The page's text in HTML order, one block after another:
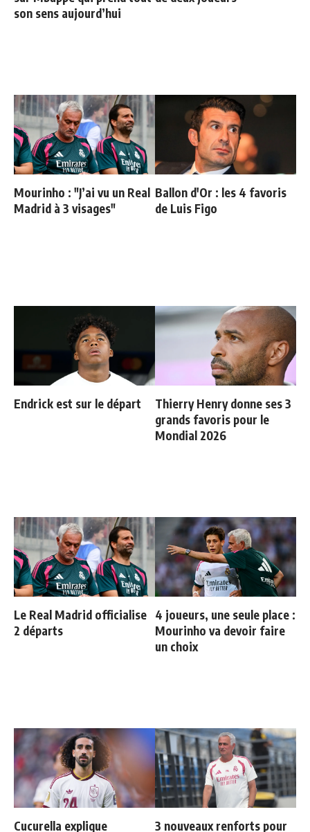
son sens aujourd’hui
Mourinho : "J’ai vu un Real
Madrid à 3 visages"
Ballon d'Or : les 4 favoris
de Luis Figo
Endrick est sur le départ
Thierry Henry donne ses 3
grands favoris pour le
Mondial 2026
Le Real Madrid officialise
2 départs
4 joueurs, une seule place :
Mourinho va devoir faire
un choix
Cucurella explique
3 nouveaux renforts pour